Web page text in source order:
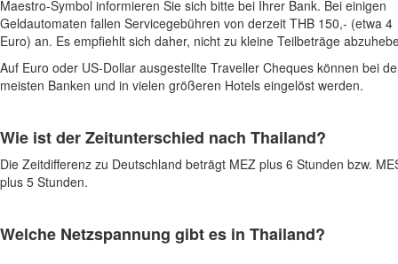
Maestro-Symbol informieren Sie sich bitte bei Ihrer Bank. Bei einigen
Geldautomaten fallen Servicegebühren von derzeit THB 150,- (etwa 4
Euro) an. Es empfiehlt sich daher, nicht zu kleine Teilbeträge
Auf Euro oder US-Dollar ausgestellte Traveller Cheques können bei
meisten Banken und in vielen größeren Hotels eingelöst werden.
Wie ist der Zeitunterschied nach Thailand?
Die Zeitdifferenz zu Deutschland beträgt MEZ plus 6 Stunden bzw.
plus 5 Stunden.
Welche Netzspannung gibt es in Thailand?